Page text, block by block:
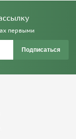
первыми
Подписаться